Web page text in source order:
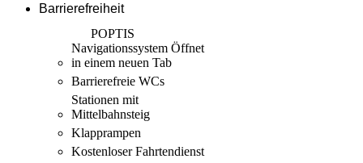
Barrierefreiheit
POPTIS
Navigationssystem Öffnet
in einem neuen Tab
Barrierefreie WCs
Stationen mit
Mittelbahnsteig
Klapprampen
Kostenloser Fahrtendienst